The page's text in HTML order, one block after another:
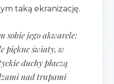
taką ekranizację.
sobie jego akwarele:
piękne światy, w
duchy płaczą
nad trupami